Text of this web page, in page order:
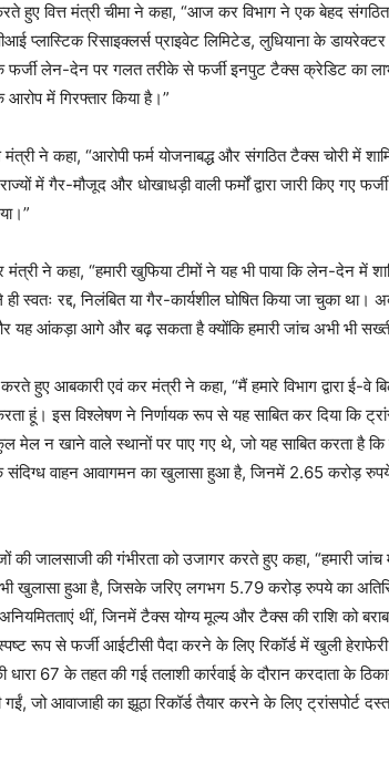
हुए वित्त मंत्री चीमा ने कहा, “आज कर विभाग ने एक बेहद
प्लास्टिक रिसाइक्लर्स प्राइवेट लिमिटेड, लुधियाना के डायरेक्टर
फर्जी लेन-देन पर गलत तरीके से फर्जी इनपुट टैक्स क्रेडिट का
में गिरफ्तार किया है।”
मंत्री ने कहा, “आरोपी फर्म योजनाबद्ध और संगठित टैक्स चोरी में
में गैर-मौजूद और धोखाधड़ी वाली फर्मों द्वारा जारी किए गए
ने कहा, “हमारी खुफिया टीमों ने यह भी पाया कि लेन-देन में
ही स्वतः रद्द, निलंबित या गैर-कार्यशील घोषित किया जा चुका
यह आंकड़ा आगे और बढ़ सकता है क्योंकि हमारी जांच अभी भी
हुए आबकारी एवं कर मंत्री ने कहा, “मैं हमारे विभाग द्वारा ई-वे
हूं। इस विश्लेषण ने निर्णायक रूप से यह साबित कर दिया कि
मेल न खाने वाले स्थानों पर पाए गए थे, जो यह साबित करता है कि
संदिग्ध वाहन आवागमन का खुलासा हुआ है, जिनमें 2.65 करोड़
की जालसाजी की गंभीरता को उजागर करते हुए कहा, “हमारी जांच
खुलासा हुआ है, जिसके जरिए लगभग 5.79 करोड़ रुपये का
थीं, जिनमें टैक्स योग्य मूल्य और टैक्स की राशि को
रूप से फर्जी आईटीसी पैदा करने के लिए रिकॉर्ड में खुली
67 के तहत की गई तलाशी कार्रवाई के दौरान करदाता के
जो आवाजाही का झूठा रिकॉर्ड तैयार करने के लिए ट्रांसपोर्ट